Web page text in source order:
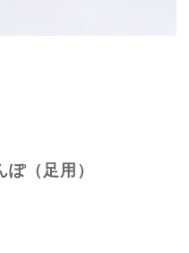
（足用）